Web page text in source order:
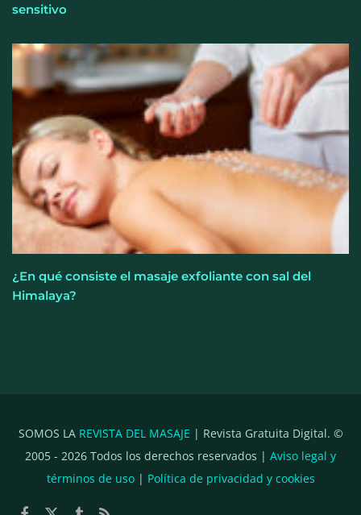
sensitivo
¿En qué consiste el masaje exfoliante con sal del
Himalaya?
SOMOS LA REVISTA DEL MASAJE | Revista Gratuita Digital. ©
2005 - 2026 Todos los derechos reservados | Aviso legal y
términos de uso| Política de privacidad y cookies